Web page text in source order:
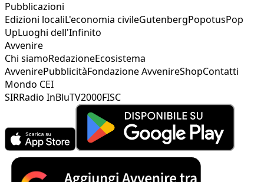
Pubblicazioni
Edizioni localiL'economia civileGutenbergPopotusPop
UpLuoghi dell'Infinito
Avvenire
Chi siamoRedazioneEcosistema
AvvenirePubblicitàFondazione AvvenireShopContatti
Mondo CEI
SIRRadio InBluTV2000FISC